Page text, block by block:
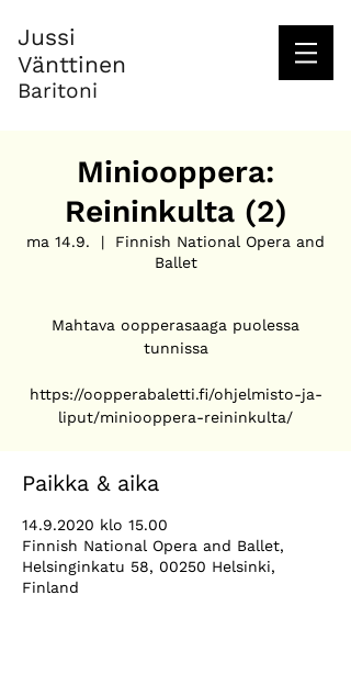
Jussi
Vänttinen
Baritoni
Miniooppera:
Reininkulta (2)
ma 14.9.
  |
Finnish National Opera and
Ballet
Mahtava oopperasaaga puolessa
tunnissa
https://oopperabaletti.fi/ohjelmisto-ja-
liput/miniooppera-reininkulta/
Paikka & aika
14.9.2020 klo 15.00
Finnish National Opera and Ballet,
Helsinginkatu 58, 00250 Helsinki,
Finland